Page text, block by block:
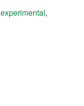
experimental,